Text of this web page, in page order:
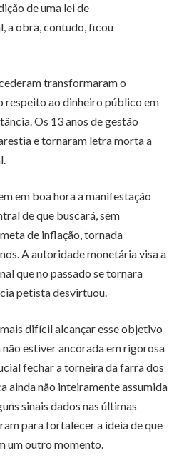
de uma lei de
a obra, contudo, ficou
transformaram o
respeito ao dinheiro público em
Os 13 anos de gestão
e tornaram letra morta a
em boa hora a manifestação
de que buscará, sem
de inflação, tornada
A autoridade monetária visa a
que no passado se tornara
petista desvirtuou.
difícil alcançar esse objetivo
estiver ancorada em rigorosa
fechar a torneira da farra dos
ainda não inteiramente assumida
sinais dados nas últimas
para fortalecer a ideia de que
um outro momento.